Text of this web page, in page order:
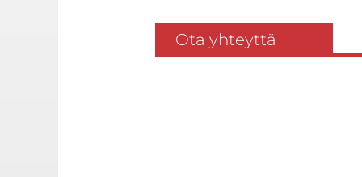
Ota yhteyttä